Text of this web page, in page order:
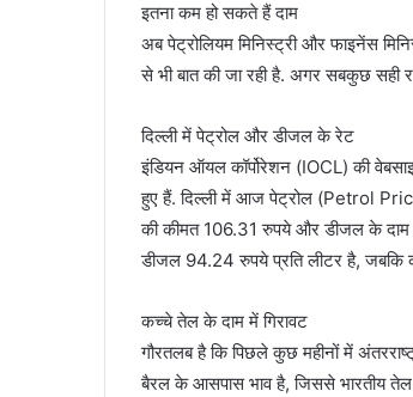
इतना कम हो सकते हैं दाम
अब पेट्रोलियम मिनिस्‍ट्री और फाइनेंस
से भी बात की जा रही है. अगर सबकुछ
दिल्‍ली में पेट्रोल और डीजल के रेट
इंडियन ऑयल कॉर्पोरेशन (IOCL) की
हुए हैं. दिल्ली में आज पेट्रोल (Petrol
की कीमत 106.31 रुपये और डीजल के दाम
डीजल 94.24 रुपये प्रति लीटर है,
कच्‍चे तेल के दाम में गिरावट
गौरतलब है कि पिछले कुछ महीनों में
बैरल के आसपास भाव है, जिससे भारतीय तेल